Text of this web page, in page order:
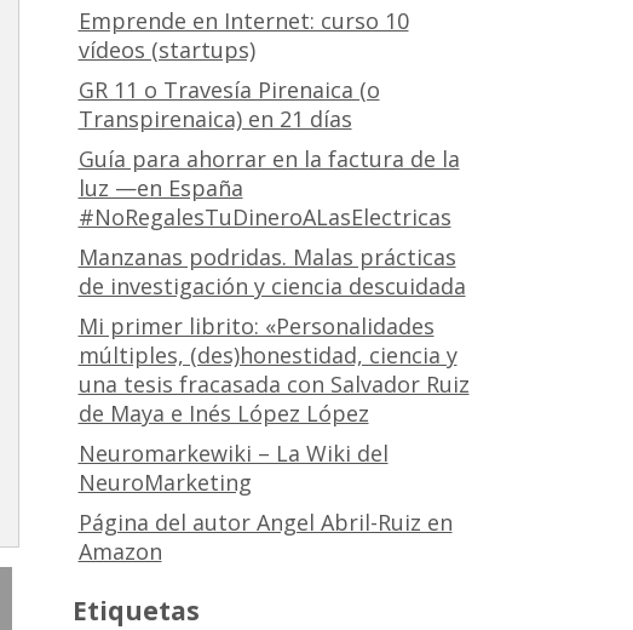
Emprende en Internet: curso 10
vídeos (startups)
GR 11 o Travesía Pirenaica (o
Transpirenaica) en 21 días
Guía para ahorrar en la factura de la
luz —en España
#NoRegalesTuDineroALasElectricas
Manzanas podridas. Malas prácticas
de investigación y ciencia descuidada
Mi primer librito: «Personalidades
múltiples, (des)honestidad, ciencia y
una tesis fracasada con Salvador Ruiz
de Maya e Inés López López
Neuromarkewiki – La Wiki del
NeuroMarketing
Página del autor Angel Abril-Ruiz en
Amazon
Etiquetas